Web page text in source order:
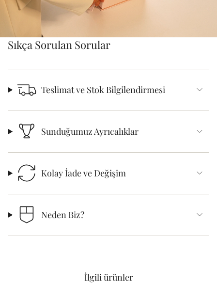
Sıkça Sorulan Sorular
Teslimat ve Stok Bilgilendirmesi
Sunduğumuz Ayrıcalıklar
Kolay İade ve Değişim
Neden Biz?
İlgili ürünler